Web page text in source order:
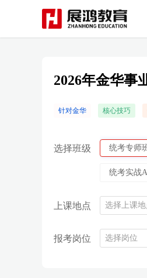
2026年金华事
针对金华 核心技巧
选择班级 统考专师
统考实战
上课地点 选择上课地
报考岗位 选择岗位